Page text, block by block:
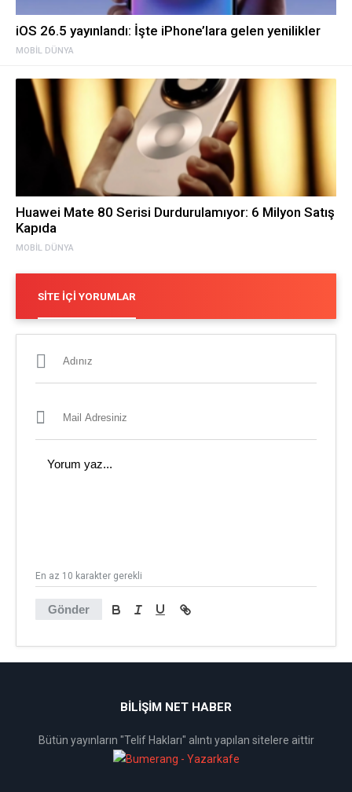
MOBIL DÜNYA
iOS 26.5 yayınlandı: İşte iPhone’lara gelen yenilikler
MOBIL DÜNYA
Huawei Mate 80 Serisi Durdurulamıyor: 6 Milyon Satış
Kapıda
SITE İÇI YORUMLAR
Gönder
En az 10 karakter gerekli
BİLİŞİM NET HABER
Bütün yayınların "Telif Hakları" alıntı yapılan sitelere aittir